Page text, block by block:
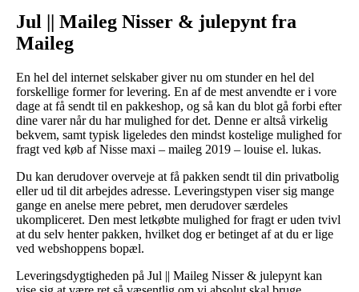
Jul || Maileg Nisser & julepynt fra
Maileg
En hel del internet selskaber giver nu om stunder en hel del
forskellige former for levering. En af de mest anvendte er i vore
dage at få sendt til en pakkeshop, og så kan du blot gå forbi efter
dine varer når du har mulighed for det. Denne er altså virkelig
bekvem, samt typisk ligeledes den mindst kostelige mulighed for
fragt ved køb af Nisse maxi – maileg 2019 – louise el. lukas.
Du kan derudover overveje at få pakken sendt til din privatbolig
eller ud til dit arbejdes adresse. Leveringstypen viser sig mange
gange en anelse mere pebret, men derudover særdeles
ukompliceret. Den mest letkøbte mulighed for fragt er uden tvivl
at du selv henter pakken, hvilket dog er betinget af at du er lige
ved webshoppens bopæl.
Leveringsdygtigheden på Jul || Maileg Nisser & julepynt kan